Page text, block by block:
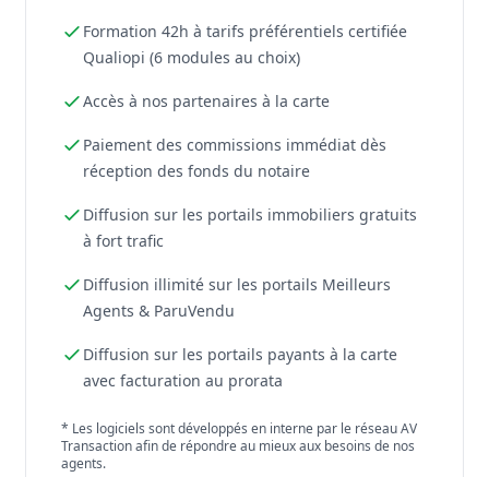
Formation 42h à tarifs préférentiels certifiée
Qualiopi (6 modules au choix)
Accès à nos partenaires à la carte
Paiement des commissions immédiat dès
réception des fonds du notaire
Diffusion sur les portails immobiliers gratuits
à fort trafic
Diffusion illimité sur les portails Meilleurs
Agents & ParuVendu
Diffusion sur les portails payants à la carte
avec facturation au prorata
* Les logiciels sont développés en interne par le réseau AV
Transaction afin de répondre au mieux aux besoins de nos
agents.